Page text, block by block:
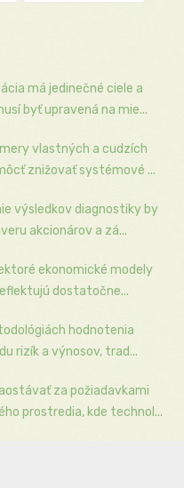
má jedinečné ciele a
byť upravená na mie...
vlastných a cudzích
znižovať systémové ...
výsledkov diagnostiky by
akcionárov a zá...
ekonomické modely
dostatočne...
hodnotenia
rizík a výnosov, trad...
za požiadavkami
prostredia, kde technol...